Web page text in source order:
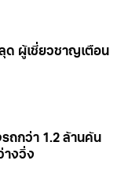
ด ผู้เชี่ยวชาญเตือน
ถกว่า 1.2 ล้านคัน
างวิ่ง